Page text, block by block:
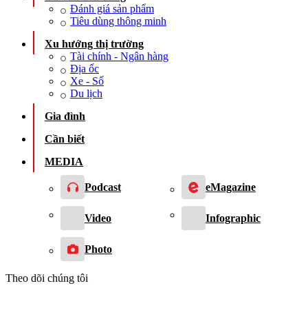
Đánh giá sản phẩm
Tiêu dùng thông minh
Xu hướng thị trường
Tài chính - Ngân hàng
Địa ốc
Xe - Số
Du lịch
Gia đình
Cần biết
MEDIA
Podcast eMagazine
Video Infographic
Photo
Theo dõi chúng tôi